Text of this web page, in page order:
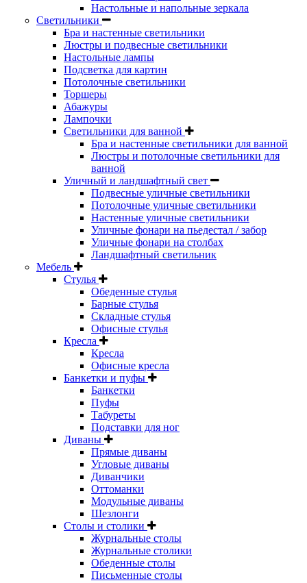
Настольные и напольные зеркала
Светильники
Бра и настенные светильники
Люстры и подвесные светильники
Настольные лампы
Подсветка для картин
Потолочные светильники
Торшеры
Абажуры
Лампочки
Светильники для ванной
Бра и настенные светильники для ванной
Люстры и потолочные светильники для
ванной
Уличный и ландшафтный свет
Подвесные уличные светильники
Потолочные уличные светильники
Настенные уличные светильники
Уличные фонари на пьедестал / забор
Уличные фонари на столбах
Ландшафтный светильник
Мебель
Стулья
Обеденные стулья
Барные стулья
Складные стулья
Офисные стулья
Кресла
Кресла
Офисные кресла
Банкетки и пуфы
Банкетки
Пуфы
Табуреты
Подставки для ног
Диваны
Прямые диваны
Угловые диваны
Диванчики
Оттоманки
Модульные диваны
Шезлонги
Столы и столики
Журнальные столы
Журнальные столики
Обеденные столы
Письменные столы